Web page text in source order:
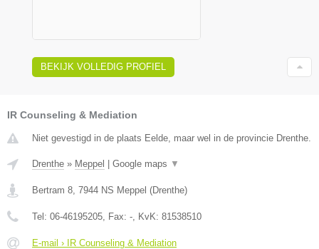
BEKIJK VOLLEDIG PROFIEL
IR Counseling & Mediation
Niet gevestigd in de plaats Eelde, maar wel in de provincie Drenthe.
Drenthe » Meppel Google maps ▼
Bertram 8 7944 NS Meppel (Drenthe)
Tel: 06-46195205 , Fax: - , KvK: 81538510
E-mail › IR Counseling & Mediation